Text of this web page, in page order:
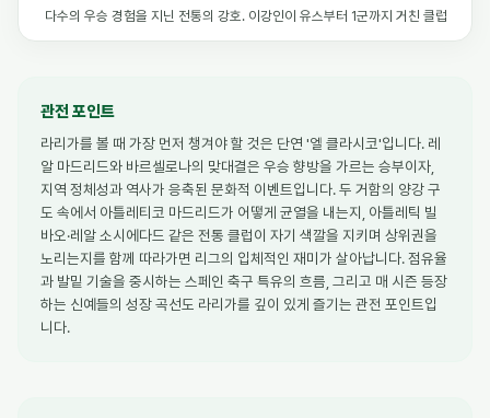
다수의 우승 경험을 지닌 전통의 강호. 이강인이 유스부터 1군까지 거친 클럽
관전 포인트
라리가를 볼 때 가장 먼저 챙겨야 할 것은 단연 '엘 클라시코'입니다. 레
알 마드리드와 바르셀로나의 맞대결은 우승 향방을 가르는 승부이자,
지역 정체성과 역사가 응축된 문화적 이벤트입니다. 두 거함의 양강 구
도 속에서 아틀레티코 마드리드가 어떻게 균열을 내는지, 아틀레틱 빌
바오·레알 소시에다드 같은 전통 클럽이 자기 색깔을 지키며 상위권을
노리는지를 함께 따라가면 리그의 입체적인 재미가 살아납니다. 점유율
과 발밑 기술을 중시하는 스페인 축구 특유의 흐름, 그리고 매 시즌 등장
하는 신예들의 성장 곡선도 라리가를 깊이 있게 즐기는 관전 포인트입
니다.